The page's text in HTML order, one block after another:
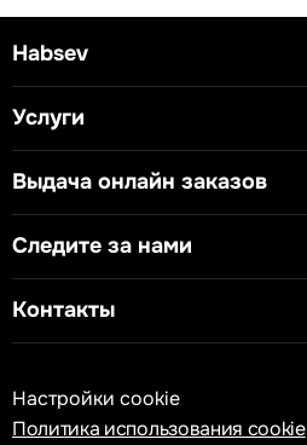
Habsev
Услуги
Выдача онлайн заказов
Следите за нами
Контакты
Настройки cookie
Политика использования cookie